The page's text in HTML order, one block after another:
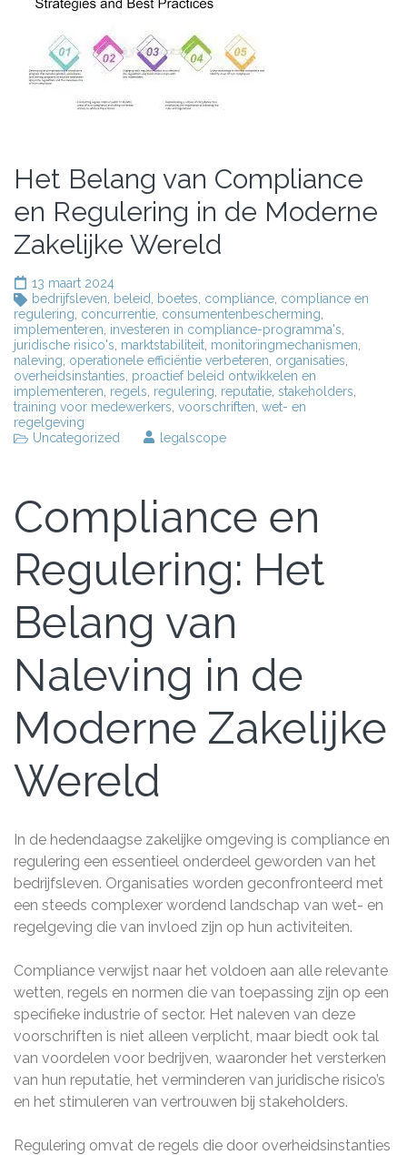
Het Belang van Compliance
en Regulering in de Moderne
Zakelijke Wereld
13 maart 2024
bedrijfsleven
beleid boetes compliance compliance en
regulering concurrentie consumentenbescherming
implementeren investeren in compliance-programma's
juridische risico's marktstabiliteit monitoringmechanismen
naleving operationele efficiëntie verbeteren organisaties
overheidsinstanties proactief beleid ontwikkelen en
implementeren regels regulering reputatie stakeholders
training voor medewerkers voorschriften wet- en
regelgeving
Uncategorized
legalscope
Compliance en
Regulering: Het
Belang van
Naleving in de
Moderne Zakelijke
Wereld
In de hedendaagse zakelijke omgeving is compliance en
regulering een essentieel onderdeel geworden van het
bedrijfsleven. Organisaties worden geconfronteerd met
een steeds complexer wordend landschap van wet- en
regelgeving die van invloed zijn op hun activiteiten.
Compliance verwijst naar het voldoen aan alle relevante
wetten, regels en normen die van toepassing zijn op een
specifieke industrie of sector. Het naleven van deze
voorschriften is niet alleen verplicht, maar biedt ook tal
van voordelen voor bedrijven, waaronder het versterken
van hun reputatie, het verminderen van juridische risico’s
en het stimuleren van vertrouwen bij stakeholders.
Regulering omvat de regels die door overheidsinstanties